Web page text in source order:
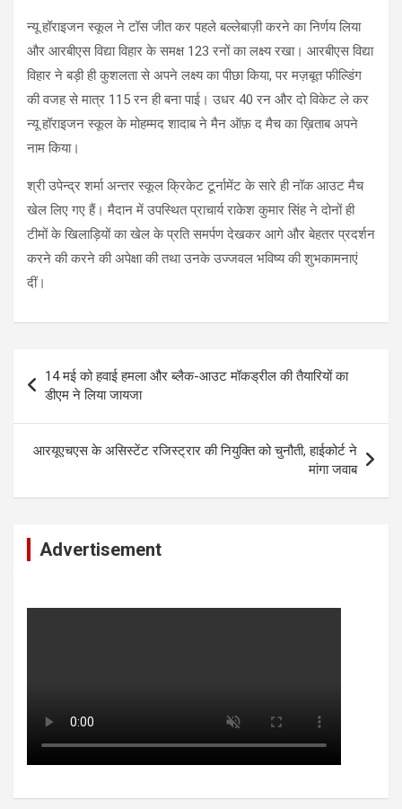
न्यू हॉराइजन स्कूल ने टॉस जीत कर पहले बल्लेबाज़ी करने का निर्णय लिया
और आरबीएस विद्या विहार के समक्ष 123 रनों का लक्ष्य रखा। आरबीएस विद्या
विहार ने बड़ी ही कुशलता से अपने लक्ष्य का पीछा किया, पर मज़बूत फील्डिंग
की वजह से मात्र 115 रन ही बना पाई। उधर 40 रन और दो विकेट ले कर
न्यू हॉराइजन स्कूल के मोहम्मद शादाब ने मैन ऑफ़ द मैच का ख़िताब अपने
नाम किया।
श्री उपेन्द्र शर्मा अन्तर स्कूल क्रिकेट टूर्नामेंट के सारे ही नॉक आउट मैच
खेल लिए गए हैं। मैदान में उपस्थित प्राचार्य राकेश कुमार सिंह ने दोनों ही
टीमों के खिलाड़ियों का खेल के प्रति समर्पण देखकर आगे और बेहतर प्रदर्शन
करने की करने की अपेक्षा की तथा उनके उज्जवल भविष्य की शुभकामनाएं
दीं।
navigation
14 मई को हवाई हमला और ब्लैक-आउट मॉकड्रील की तैयारियों का
डीएम ने लिया जायजा
आरयूएचएस के असिस्टेंट रजिस्ट्रार की नियुक्ति को चुनौती, हाईकोर्ट ने
मांगा जवाब
Advertisement